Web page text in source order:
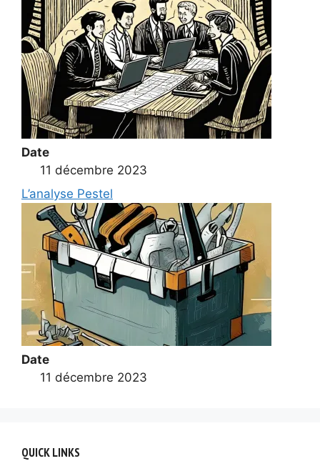
Date
11 décembre 2023
L’analyse Pestel
Date
11 décembre 2023
QUICK LINKS